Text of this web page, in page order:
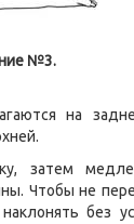
№3.
на
затем
Чтобы не
без